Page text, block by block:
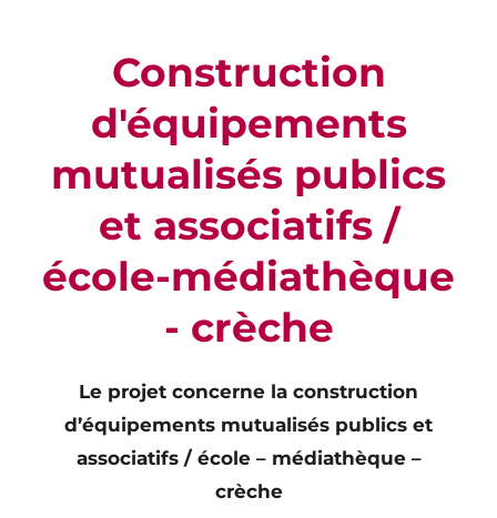
Construction
d'équipements
mutualisés publics
et associatifs /
école-médiathèque
- crèche
Le projet concerne la construction
d’équipements mutualisés publics et
associatifs / école – médiathèque –
crèche